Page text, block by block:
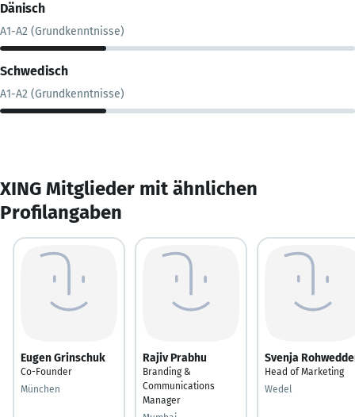
Dänisch
A1-A2 (Grundkenntnisse)
Schwedisch
A1-A2 (Grundkenntnisse)
XING Mitglieder mit ähnlichen
Profilangaben
Eugen Grinschuk
Co-Founder
München
Rajiv Prabhu
Branding &
Communications
Manager
Svenja
Head of Marketing
Wedel